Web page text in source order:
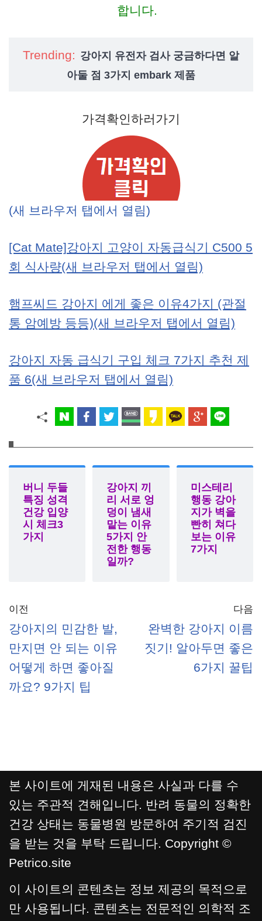
합니다.
Trending: 강아지 유전자 검사 궁금하다면 알
아둘 점 3가지 embark 제품
가격확인하러가기
(새 브라우저 탭에서 열림)
[Cat Mate]강아지 고양이 자동급식기 C500 5
회 식사량(새 브라우저 탭에서 열림)
햄프씨드 강아지 에게 좋은 이유4가지 (관절
통 암예방 등등)(새 브라우저 탭에서 열림)
강아지 자동 급식기 구입 체크 7가지 추천 제
품 6(새 브라우저 탭에서 열림)
버니 두들
특징 성격
건강 입양
시 체크3
가지
강아지 끼
리 서로 엉
덩이 냄새
맡는 이유
5가지 안
전한 행동
일까?
미스테리
행동 강아
지가 벽을
빤히 쳐다
보는 이유
7가지
이전
강아지의 민감한 발,
만지면 안 되는 이유
어떻게 하면 좋아질
까요? 9가지 팁
다음
완벽한 강아지 이름
짓기! 알아두면 좋은
6가지 꿀팁
본 사이트에 게재된 내용은 사실과 다를 수
있는 주관적 견해입니다. 반려 동물의 정확한
건강 상태는 동물병원 방문하여 주기적 검진
을 받는 것을 부탁 드립니다. Copyright ©
Petrico.site
이 사이트의 콘텐츠는 정보 제공의 목적으로
만 사용됩니다. 콘텐츠는 전문적인 의학적 조